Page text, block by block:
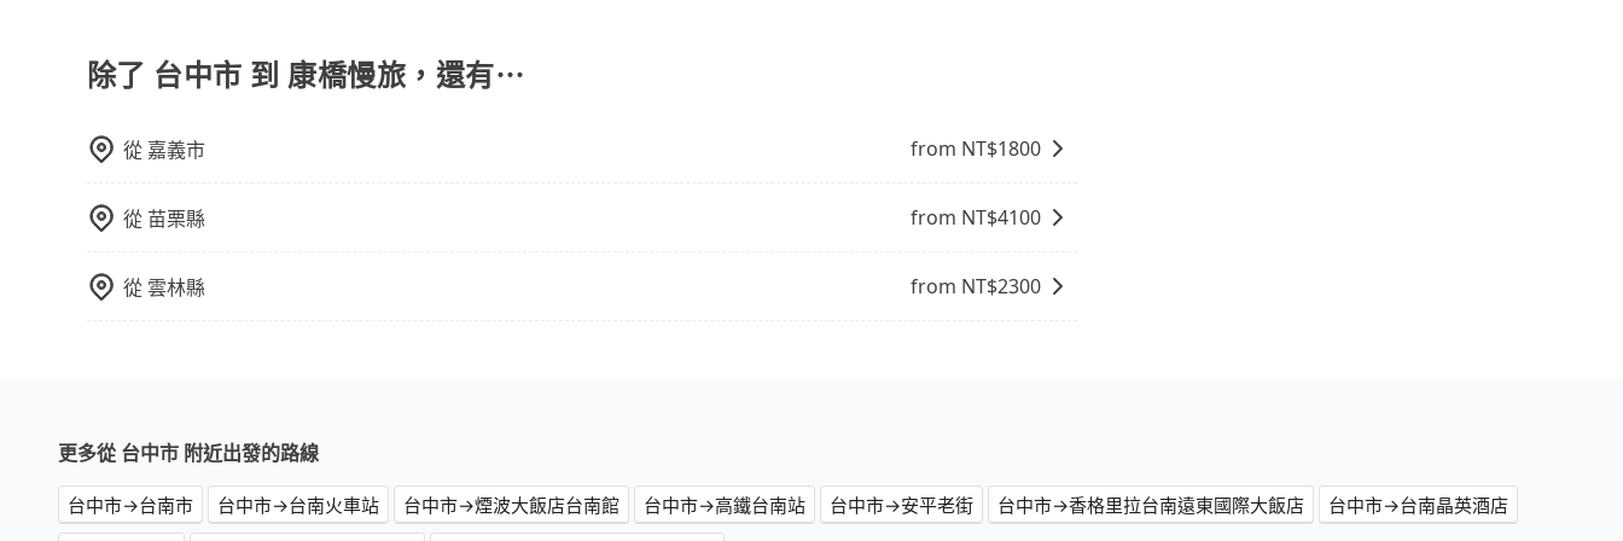
遲遲尚未歸還，又或者要還車時卻偏偏找不到停車位，對於急著用車或者要載其他乘客的人來說就有不小的風
點仍有段距離，在遇到下雨天或者載行李時，就顯得非常不便。
百分百無菸車，乘客均有最高500萬乘客險。如果有特殊需求或人數較多，需要大T保母車、20人座中巴、40人
座大巴或遊覽車，可特別填單並另外報價。
除了 台中市 到 康橋慢旅，還有⋯
從 嘉義市 from NT$1800
從 苗栗縣 from NT$4100
從雲林縣 from NT$2300
更多從 台中市 附近出發的路線
台中市→台南市 台中市→台南火車站 台中市→煙波大飯店台南館 台中市→高鐵台南站 台中市→安平老街 台中市→香格里拉台南遠東國際大飯店
台中市→台南晶英酒店